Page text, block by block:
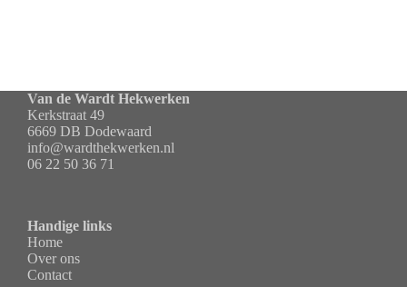
Van de Wardt Hekwerken
Kerkstraat 49
6669 DB Dodewaard
info@wardthekwerken.nl
06 22 50 36 71
Handige links
Home
Over ons
Contact